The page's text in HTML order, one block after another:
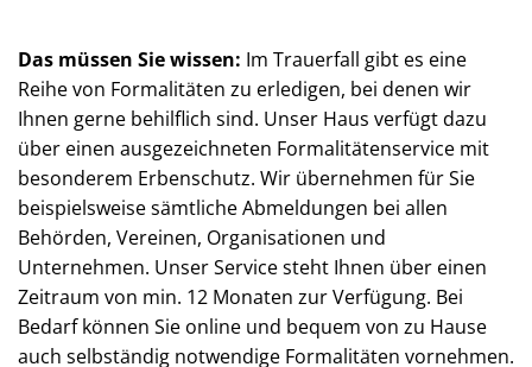
Das müssen Sie wissen: Im Trauerfall gibt es eine
Reihe von Formalitäten zu erledigen, bei denen wir
Ihnen gerne behilflich sind. Unser Haus verfügt dazu
über einen ausgezeichneten Formalitätenservice mit
besonderem Erbenschutz. Wir übernehmen für Sie
beispielsweise sämtliche Abmeldungen bei allen
Behörden, Vereinen, Organisationen und
Unternehmen. Unser Service steht Ihnen über einen
Zeitraum von min. 12 Monaten zur Verfügung. Bei
Bedarf können Sie online und bequem von zu Hause
auch selbständig notwendige Formalitäten vornehmen.